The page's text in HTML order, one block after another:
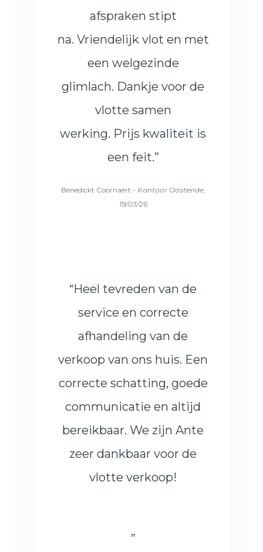
afspraken stipt
na. Vriendelijk vlot en met
een welgezinde
glimlach. Dankje voor de
vlotte samen
werking. Prijs kwaliteit is
een feit.”
Benedickt Coornaert - Kantoor Oostende,
19/03/26
“Heel tevreden van de
service en correcte
afhandeling van de
verkoop van ons huis. Een
correcte schatting, goede
communicatie en altijd
bereikbaar. We zijn Ante
zeer dankbaar voor de
vlotte verkoop!
”